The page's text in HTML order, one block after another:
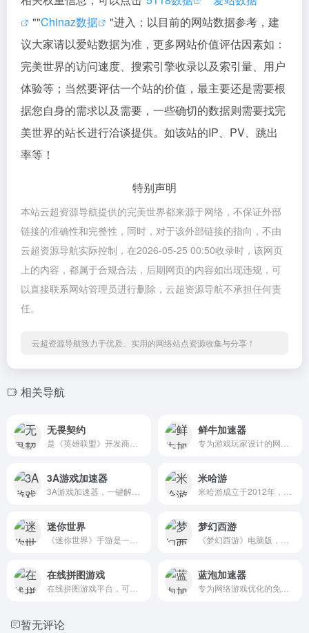
""Chinaz数据
"进入；以目前的网站数据参考，建
议大家请以爱站数据为准，更多网站价值评估因素如：
完美世界的访问速度、搜索引擎收录以及索引量、用户
体验等；当然要评估一个站的价值，最主要还是需要根
据您自身的需求以及需要，一些确切的数据则需要找完
美世界的站长进行洽谈提供。如该站的IP、PV、跳出
率等！
特别声明
本站云超资源导航提供的完美世界都来源于网络，不保证外部
链接的准确性和完整性，同时，对于该外部链接的指向，不由
云超资源导航实际控制，在2026-05-25 00:50收录时，该网页
上的内容，都属于合规合法，后期网页的内容如出现违规，可
以直接联系网站管理员进行删除，云超资源导航不承担任何责
任。
云超资源导航致力于优质、实用的网络站点资源收集与分享！
相关导航
无畏契约 鲜牛加速器
3A游戏加速器 米哈游
迷你世界 梦幻西游
在线拼图游戏 蓝泡加速器
暂无评论